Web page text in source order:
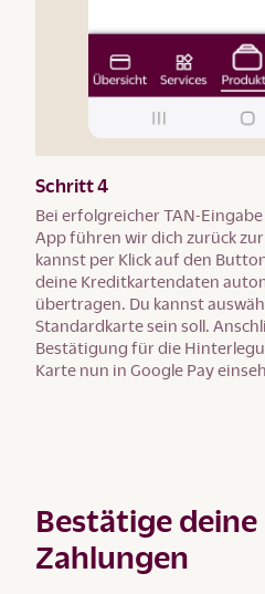
Schritt 4
Bei erfolgreicher TAN-
App führen wir dich zurück
kannst per Klick auf den
deine Kreditkartendaten
übertragen. Du kannst
Standardkarte sein soll.
Bestätigung für die
Karte nun in Google Pay
Bestätige deine
Zahlungen